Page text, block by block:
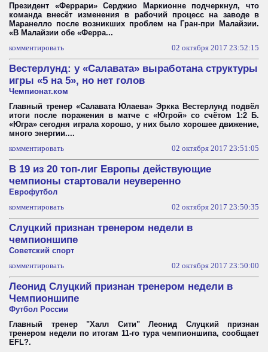
Президент «Феррари» Серджио Маркионне подчеркнул, что
команда внесёт изменения в рабочий процесс на заводе в
Маранелло после возникших проблем на Гран-при Малайзии.
«В Малайзии обе «Ферра...
комментировать
02 октября 2017 23:52:15
Вестерлунд: у «Салавата» выработана структуры
игры «5 на 5», но нет голов
Чемпионат.ком
Главный тренер «Салавата Юлаева» Эркка Вестерлунд подвёл
итоги после поражения в матче с «Югрой» со счётом 1:2 Б.
«Югра» сегодня играла хорошо, у них было хорошее движение,
много энергии....
комментировать
02 октября 2017 23:51:05
В 19 из 20 топ-лиг Европы действующие
чемпионы стартовали неуверенно
Еврофутбол
комментировать
02 октября 2017 23:50:35
Слуцкий признан тренером недели в
чемпионшипе
Советский спорт
комментировать
02 октября 2017 23:50:00
Леонид Слуцкий признан тренером недели в
Чемпионшипе
Футбол России
Главный тренер "Халл Сити" Леонид Слуцкий признан
тренером недели по итогам 11-го тура чемпионшипа, сообщает
EFL?.